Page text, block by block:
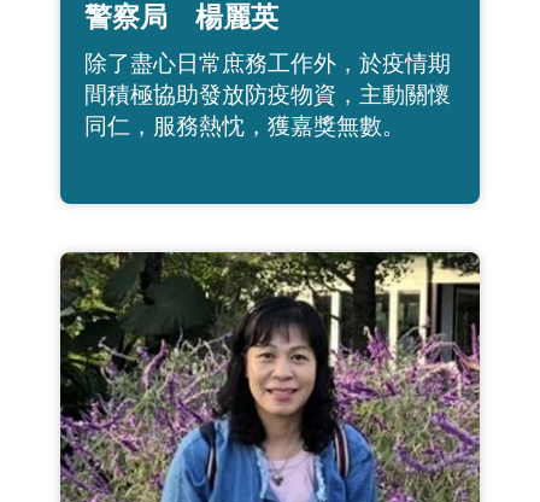
警察局 楊麗英
除了盡心日常庶務工作外，於疫情期
間積極協助發放防疫物資，主動關懷
同仁，服務熱忱，獲嘉獎無數。